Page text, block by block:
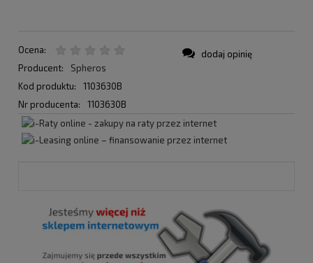
Ocena:
Producent:
Spheros
Kod produktu:
1103630B
Nr producenta:
1103630B
dodaj opinię